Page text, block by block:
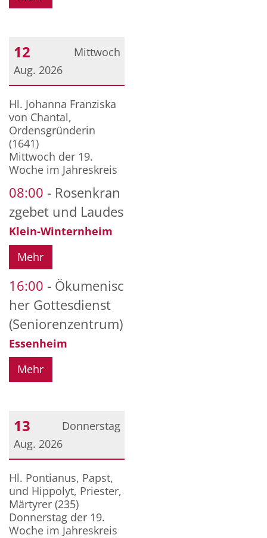
Mittwoch
12
Aug. 2026
Datum: 12. August 2026
Hl. Johanna Franziska
von Chantal,
Ordensgründerin
(1641)
Mittwoch der 19.
Woche im Jahreskreis
08:00
Rosenkran
zgebet und Laudes
Klein-Winternheim
Mehr
16:00
Ökumenisc
her Gottesdienst
(Seniorenzentrum)
Essenheim
Mehr
Donnerstag
13
Aug. 2026
Datum: 13. August 2026
Hl. Pontianus, Papst,
und Hippolyt, Priester,
Märtyrer (235)
Donnerstag der 19.
Woche im Jahreskreis